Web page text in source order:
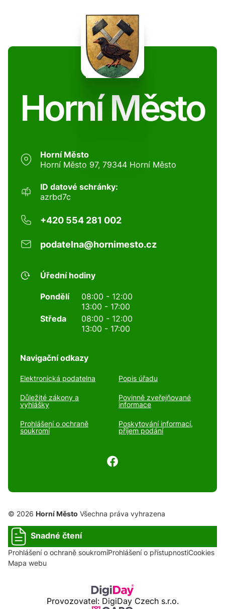
Horní Město
Horní Město
Horní Město 97, 79344 Horní Město
ID datové schránky:
azrbd7c
+420 554 281 002
podatelna@hornimesto.cz
Úřední hodiny
Pondělí
08:00 - 12:00
13:00 - 17:00
Středa
08:00 - 12:00
13:00 - 17:00
Navigační odkazy
Elektronická podatelna Popis úřadu
Důležité zákony a
vyhlášky
Povinně zveřejňované
informace
Prohlášení o ochraně
soukromí
Poskytování informací,
příjem podání
© 2026 Horní Město Všechna práva vyhrazena
Snadné čtení
Prohlášení o ochraně soukromíProhlášení o přístupnostiCookies
Mapa webu
Provozovatel: DigiDay Czech s.r.o.